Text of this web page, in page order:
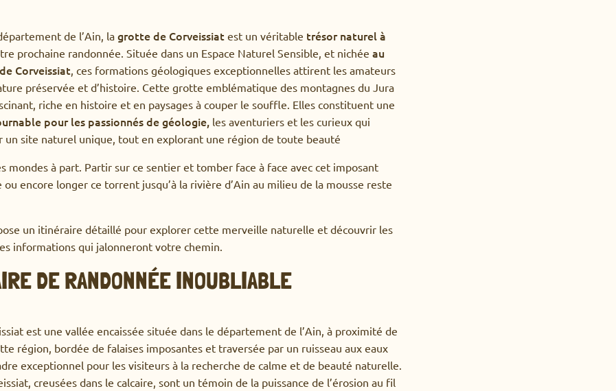
de l’Ain, lagrotte de Corveissiat est un véritable trésor naturel à
prochaine randonnée. Située dans un Espace Naturel Sensible, et nichée au
Corveissiat , ces formations géologiques exceptionnelles attirent les amateurs
préservée et d’histoire. Cette grotte emblématique des montagnes du Jura
riche en histoire et en paysages à couper le souffle. Elles constituent une
pour les passionnés de géologie, les aventuriers et les curieux qui
un site naturel unique, tout en explorant une région de toute beauté
mondes à part. Partir sur ce sentier et tomber face à face avec cet imposant
ou encore longer ce torrent jusqu’à la rivière d’Ain au milieu de la mousse reste
un itinéraire détaillé pour explorer cette merveille naturelle et découvrir les
informations qui jalonneront votre chemin.
DE RANDONNÉE INOUBLIABLE
est une vallée encaissée située dans le département de l’Ain, à proximité de
région, bordée de falaises imposantes et traversée par un ruisseau aux eaux
exceptionnel pour les visiteurs à la recherche de calme et de beauté naturelle.
creusées dans le calcaire, sont un témoin de la puissance de l’érosion au fil